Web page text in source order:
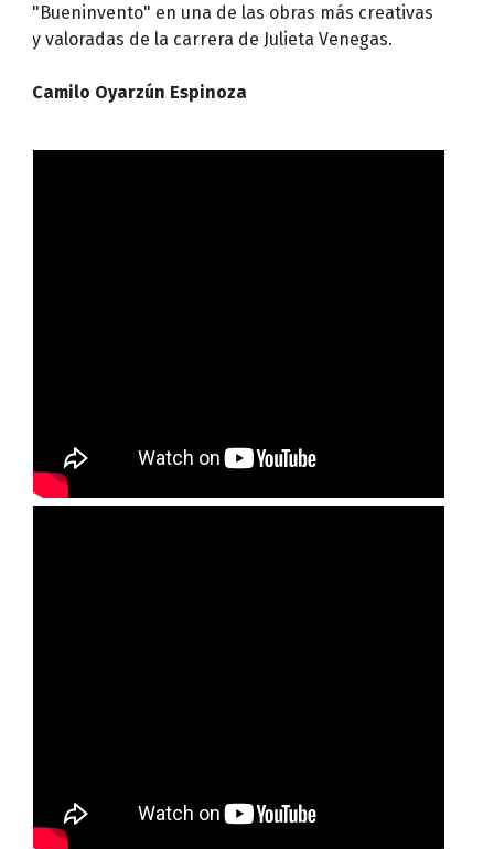
"Bueninvento" en una de las obras más creativas
y valoradas de la carrera de Julieta Venegas.
Camilo Oyarzún Espinoza